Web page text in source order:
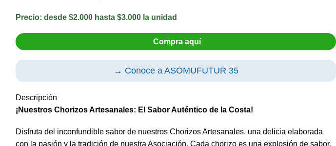
Precio: desde $2.000 hasta $3.000 la unidad
Compra aquí
→ Conoce a ASOMUFUTUR 35
Descripción
¡Nuestros Chorizos Artesanales: El Sabor Auténtico de la Costa!
Disfruta del inconfundible sabor de nuestros Chorizos Artesanales, una delicia elaborada
con la pasión y la tradición de nuestra Asociación. Cada chorizo es una explosión de sabor,